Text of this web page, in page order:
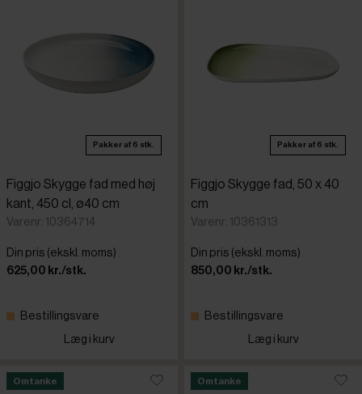
Pakker af 6 stk.
Figgjo Skygge fad med høj
kant, 450 cl, ø40 cm
Varenr: 10364714
Din pris (ekskl. moms)
625,00 kr./stk.
Bestillingsvare
Læg i kurv
Pakker af 6 stk.
Figgjo Skygge fad, 50 x 40
cm
Varenr: 10361313
Din pris (ekskl. moms)
850,00 kr./stk.
Bestillingsvare
Læg i kurv
Omtanke Omtanke